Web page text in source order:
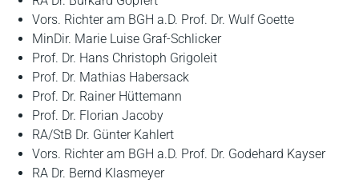
Vors. Richter am BGH a.D. Prof. Dr. Wulf Goette
MinDir. Marie Luise Graf-Schlicker
Prof. Dr. Hans Christoph Grigoleit
Prof. Dr. Mathias Habersack
Prof. Dr. Rainer Hüttemann
Prof. Dr. Florian Jacoby
RA/StB Dr. Günter Kahlert
Vors. Richter am BGH a.D. Prof. Dr. Godehard Kayser
RA Dr. Bernd Klasmeyer